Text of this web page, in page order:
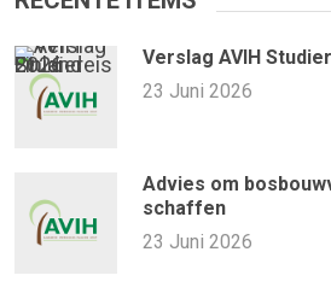
Verslag AVIH
23 Juni 2026
Advies om
schaffen
23 Juni 2026